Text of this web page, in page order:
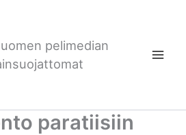
pelimedian
paratiisiin